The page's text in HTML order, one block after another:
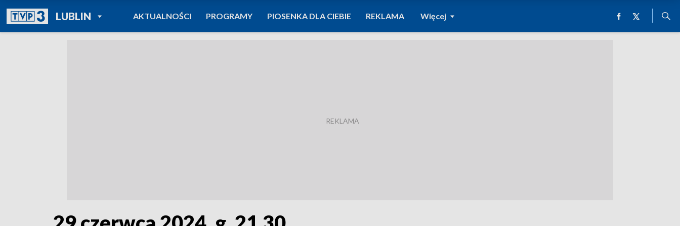
LUBLINPOWRÓT DO
TVP REGIONY
AKTUALNOŚCI PROGRAMY PIOSENKA DLA CIEBIE REKLAMA Więcej